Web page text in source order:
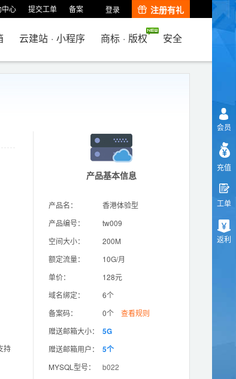
中心 提交工单 备案 登录 注册有礼
云建站 · 小程序 商标 · 版权 安全
产品基本信息
产品名：
香港体验型
产品编号：
tw009
空间大小：
200M
额定流量：
10G/月
单价：
128元
域名绑定：
6个
备案码：
0个 查看规则
赠送邮箱大小：
5G
赠送邮箱用户： 5个
MYSQL型号：
b022
持
会员
充值
工单
返利